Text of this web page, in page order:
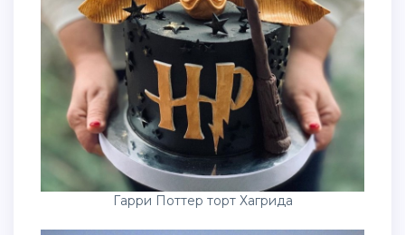
Гарри Поттер торт Хагрида